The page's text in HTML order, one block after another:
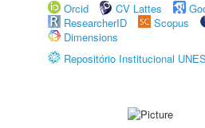
Orcid
CV Lattes
ResearcherID
Scopus
Dimensions
Repositório Institucional